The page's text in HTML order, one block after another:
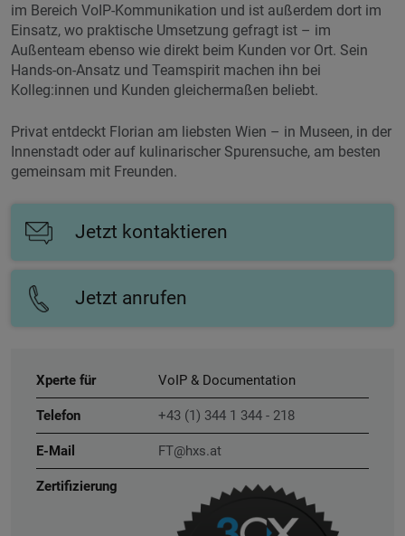
im Bereich VoIP-Kommunikation und ist außerdem dort im
Einsatz, wo praktische Umsetzung gefragt ist – im
Außenteam ebenso wie direkt beim Kunden vor Ort. Sein
Hands-on-Ansatz und Teamspirit machen ihn bei
Kolleg:innen und Kunden gleichermaßen beliebt.
Privat entdeckt Florian am liebsten Wien – in Museen, in der
Innenstadt oder auf kulinarischer Spurensuche, am besten
gemeinsam mit Freunden.
Jetzt kontaktieren
Jetzt anrufen
Xperte für VoIP & Documentation
Telefon +43 (1) 344 1 344 - 218
E-Mail FT@hxs.at
Zertifizierung